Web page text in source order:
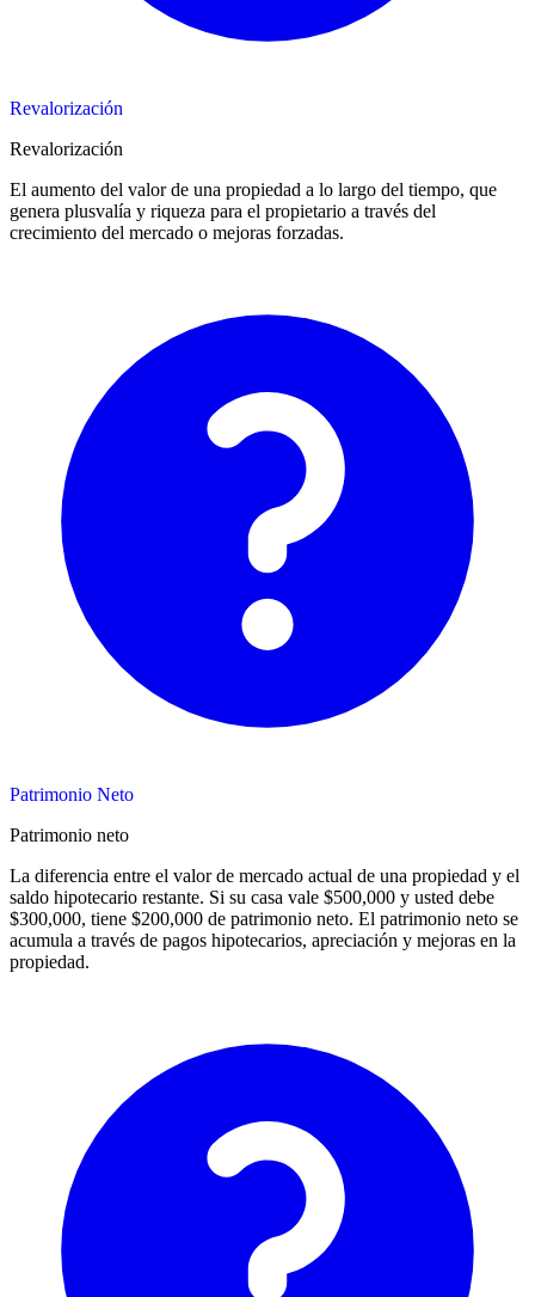
Revalorización
Revalorización
El aumento del valor de una propiedad a lo largo del tiempo, que
genera plusvalía y riqueza para el propietario a través del
crecimiento del mercado o mejoras forzadas.
Patrimonio Neto
Patrimonio neto
La diferencia entre el valor de mercado actual de una propiedad y el
saldo hipotecario restante. Si su casa vale $500,000 y usted debe
$300,000, tiene $200,000 de patrimonio neto. El patrimonio neto se
acumula a través de pagos hipotecarios, apreciación y mejoras en la
propiedad.